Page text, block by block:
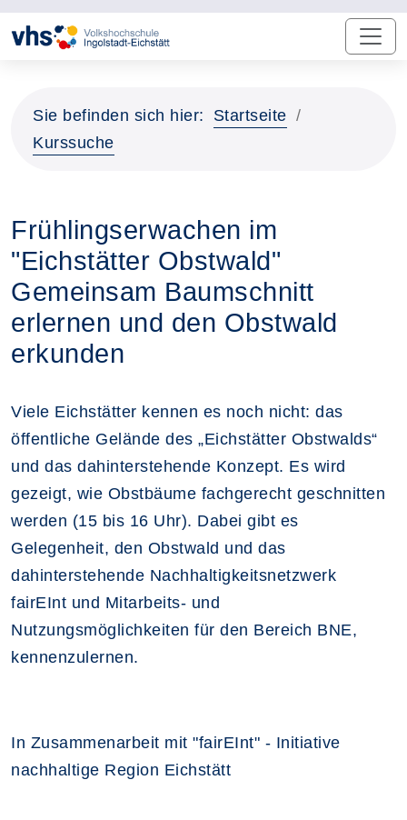
Sie befinden sich hier:
Startseite
Kurssuche
Frühlingserwachen im
"Eichstätter Obstwald"
Gemeinsam Baumschnitt
erlernen und den Obstwald
erkunden
Viele Eichstätter kennen es noch nicht: das
öffentliche Gelände des „Eichstätter Obstwalds“
und das dahinterstehende Konzept. Es wird
gezeigt, wie Obstbäume fachgerecht geschnitten
werden (15 bis 16 Uhr). Dabei gibt es
Gelegenheit, den Obstwald und das
dahinterstehende Nachhaltigkeitsnetzwerk
fairEInt und Mitarbeits- und
Nutzungsmöglichkeiten für den Bereich BNE,
kennenzulernen.
In Zusammenarbeit mit "fairEInt" - Initiative
nachhaltige Region Eichstätt